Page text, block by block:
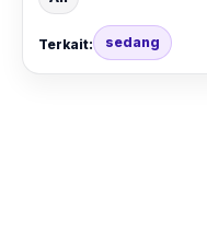
Terkait: sedang